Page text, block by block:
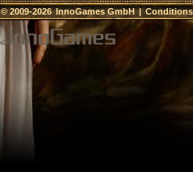
© 2009-2026InnoGames GmbH|